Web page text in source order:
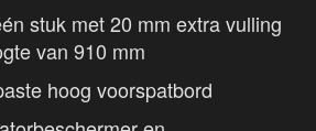
stuk met 20 mm extra vulling
van 910 mm
hoog voorspatbord